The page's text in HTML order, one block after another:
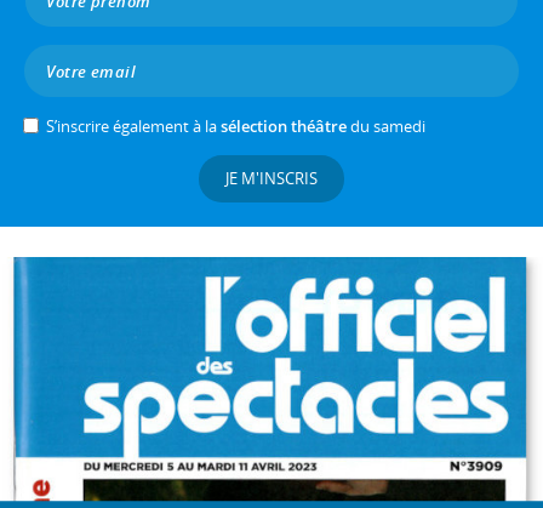
S’inscrire également à lasélection théâtredu samedi
JE M'INSCRIS